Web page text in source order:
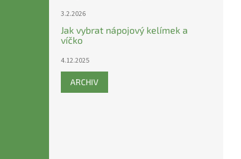
3.2.2026
Jak vybrat nápojový kelímek a
víčko
4.12.2025
ARCHIV